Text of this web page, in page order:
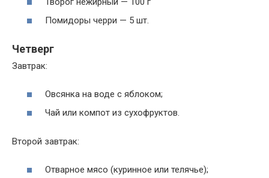
Помидоры черри — 5 шт.
Четверг
Завтрак:
Овсянка на воде с яблоком;
Чай или компот из сухофруктов.
Второй завтрак:
Отварное мясо (куринное или телячье);